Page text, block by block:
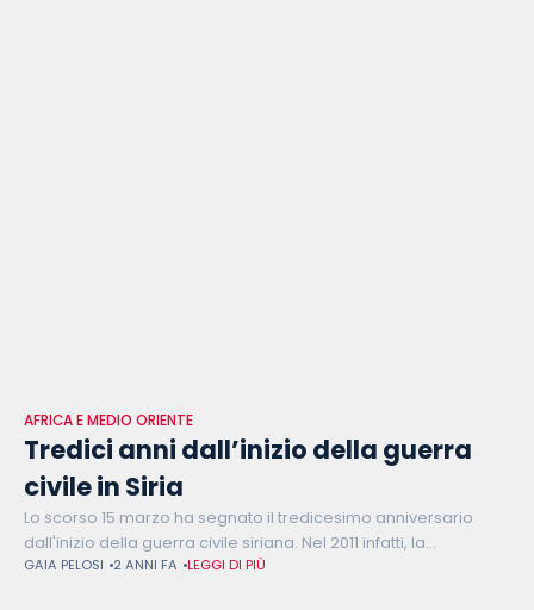
AFRICA E MEDIO ORIENTE
Tredici anni dall’inizio della guerra
civile in Siria
Lo scorso 15 marzo ha segnato il tredicesimo anniversario
dall'inizio della guerra civile siriana. Nel 2011 infatti, la
rivoluzione contro il regime di Bashar al Assad, che ha
GAIA PELOSI 2 ANNI FA LEGGI DI PIÙ